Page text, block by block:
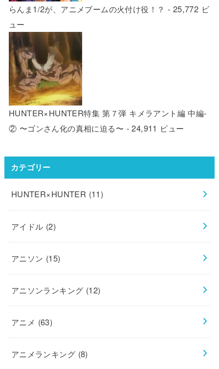
らんま1/2が、アニメブームの火付け役！？ - 25,772 ビ
ュー
HUNTER×HUNTER特集 第７弾 キメラアント編 中編-
② 〜ゴンさん化の真相に迫る〜 - 24,911 ビュー
カテゴリー
HUNTER×HUNTER (11)
アイドル (2)
アニソン (15)
アニソンランキング (12)
アニメ (63)
アニメランキング (8)